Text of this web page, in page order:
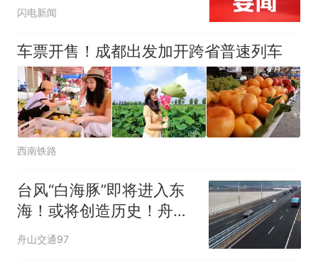
驳再优化，还能掐点等公
闪电新闻
车票开售！成都出发加开跨省普速列车
西南铁路
台风“白海豚”即将进入东
海！或将创造历史！舟山
跨海大桥最新消息
舟山交通97